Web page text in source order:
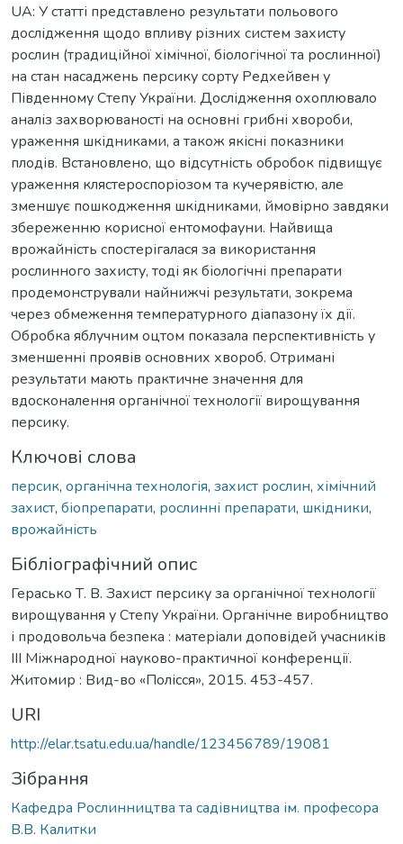
UA: У статті представлено результати польового
дослідження щодо впливу різних систем захисту
рослин (традиційної хімічної, біологічної та рослинної)
на стан насаджень персику сорту Редхейвен у
Південному Степу України. Дослідження охоплювало
аналіз захворюваності на основні грибні хвороби,
ураження шкідниками, а також якісні показники
плодів. Встановлено, що відсутність обробок підвищує
ураження клястероспоріозом та кучерявістю, але
зменшує пошкодження шкідниками, ймовірно завдяки
збереженню корисної ентомофауни. Найвища
врожайність спостерігалася за використання
рослинного захисту, тоді як біологічні препарати
продемонстрували найнижчі результати, зокрема
через обмеження температурного діапазону їх дії.
Обробка яблучним оцтом показала перспективність у
зменшенні проявів основних хвороб. Отримані
результати мають практичне значення для
вдосконалення органічної технології вирощування
персику.
Ключові слова
персик, органічна технологія, захист рослин, хімічний
захист, біопрепарати, рослинні препарати, шкідники,
врожайність
Бібліографічний опис
Герасько Т. В. Захист персику за органічної технології
вирощування у Степу України. Органічне виробництво
і продовольча безпека : матеріали доповідей учасників
ІІІ Міжнародної науково-практичної конференції.
Житомир : Вид-во «Полісся», 2015. 453-457.
URI
http://elar.tsatu.edu.ua/handle/123456789/19081
Зібрання
Кафедра Рослинництва та садівництва ім. професора
В.В. Калитки